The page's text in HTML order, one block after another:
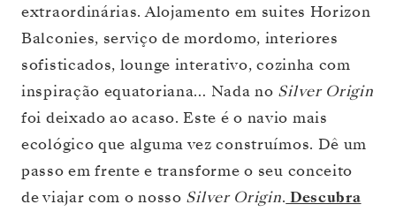
extraordinárias. Alojamento em suites Horizon
Balconies, serviço de mordomo, interiores
sofisticados, lounge interativo, cozinha com
inspiração equatoriana… Nada no Silver Origin
foi deixado ao acaso. Este é o navio mais
ecológico que alguma vez construímos. Dê um
passo em frente e transforme o seu conceito
de viajar com o nosso Silver Origin. Descubra